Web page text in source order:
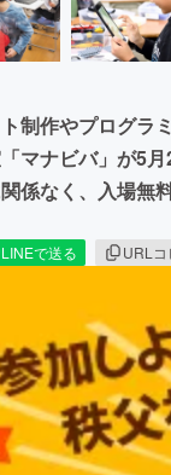
制作やプログ
マナビバ」が5
係なく、入場
LINEで送る URLコ